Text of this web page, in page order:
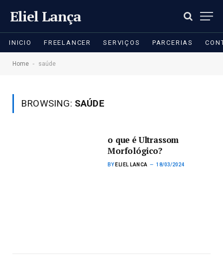
Eliel Lança
INICIO FREELANCER SERVIÇOS PARCERIAS
Home - saúde
BROWSING: SAÚDE
o que é Ultrassom
Morfológico?
BY ELIEL LANCA 18/03/2024